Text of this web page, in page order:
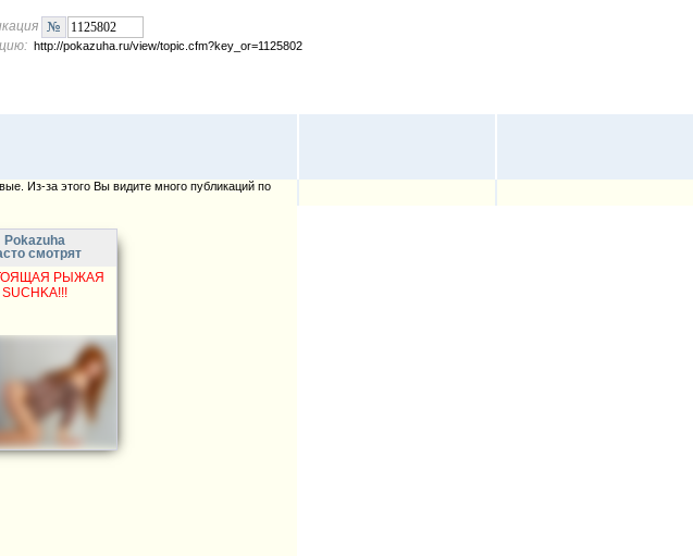
http://pokazuha.ru/view/topic.cfm?key_or=1125802
Из-за этого Вы видите много публикаций по
Pokazuha
смотрят
РЫЖАЯ
SUCHKA!!!